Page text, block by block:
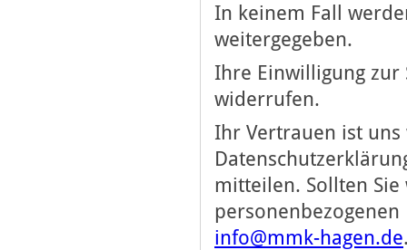
In keinem Fall
weitergegeben.
Ihre Einwilligung zur
widerrufen.
Ihr Vertrauen ist uns
mitteilen. Sollten
info@mmk-hagen.de